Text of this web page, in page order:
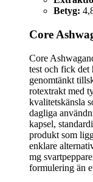
Betyg:
Core
Core
test och fick det
genomtänkt
rotextrakt med
kvalitetskänsla
dagliga
kapsel,
produkt som
enklare
mg
formulering än